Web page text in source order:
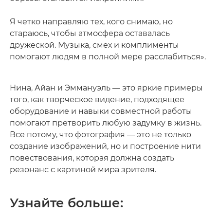
Я четко направляю тех, кого снимаю, но
стараюсь, чтобы атмосфера оставалась
дружеской. Музыка, смех и комплименты
помогают людям в полной мере расслабиться».
Нина, Айан и Эммануэль — это яркие примеры
того, как творческое видение, подходящее
оборудование и навыки совместной работы
помогают претворить любую задумку в жизнь.
Все потому, что фотография — это не только
создание изображений, но и построение нити
повествования, которая должна создать
резонанс с картиной мира зрителя.
Узнайте больше: